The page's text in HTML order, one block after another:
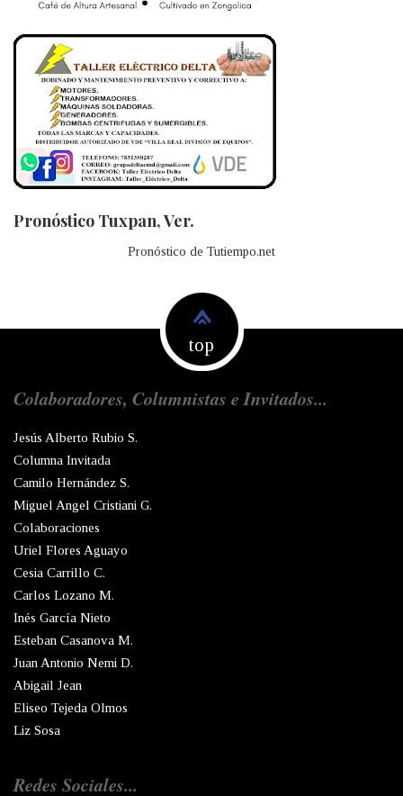
Pronóstico Tuxpan, Ver.
Pronóstico de Tutiempo.net
top
Colaboradores, Columnistas e Invitados...
Jesús Alberto Rubio S.
Columna Invitada
Camilo Hernández S.
Miguel Angel Cristiani G.
Colaboraciones
Uriel Flores Aguayo
Cesia Carrillo C.
Carlos Lozano M.
Inés García Nieto
Esteban Casanova M.
Juan Antonio Nemi D.
Abigail Jean
Eliseo Tejeda Olmos
Liz Sosa
Redes Sociales...